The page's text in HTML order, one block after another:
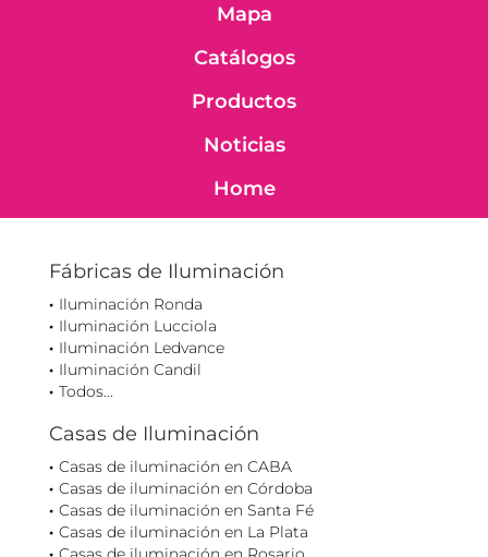
Mapa
Catálogos
Productos
Noticias
Home
Fábricas de Iluminación
Iluminación Ronda
Iluminación Lucciola
Iluminación Ledvance
Iluminación Candil
Todos...
Casas de Iluminación
Casas de iluminación en CABA
Casas de iluminación en Córdoba
Casas de iluminación en Santa Fé
Casas de iluminación en La Plata